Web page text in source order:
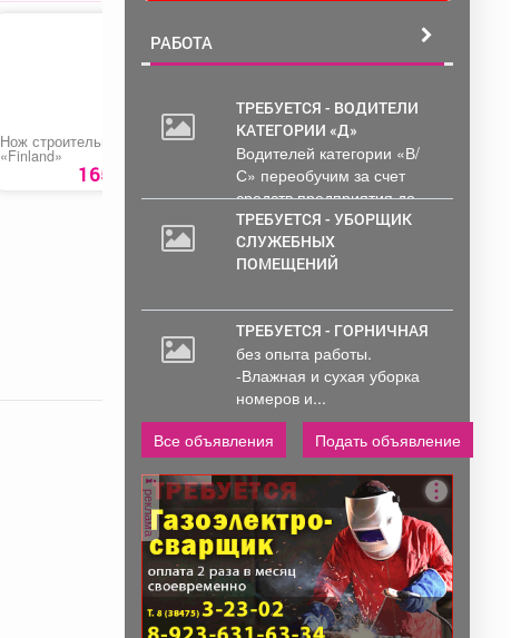
Нож строительный
«Finland»
165 руб.
Тепловая пушка
дизельная «QUATTRO
ELEMENTI QE- 22D»
26975 руб.
песочная
РАБОТА
ТРЕБУЕТСЯ - ВОДИТЕЛИ
КАТЕГОРИИ «Д»
Водителей категории «В/
С» переобучим за счет
средств предприятия до...
ТРЕБУЕТСЯ - УБОРЩИК
СЛУЖЕБНЫХ
ПОМЕЩЕНИЙ
ТРЕБУЕТСЯ - ГОРНИЧНАЯ
без опыта работы.
-Влажная и сухая уборка
номеров и...
Все объявления
Подать объявление
реклама